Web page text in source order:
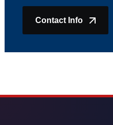
Contact Info